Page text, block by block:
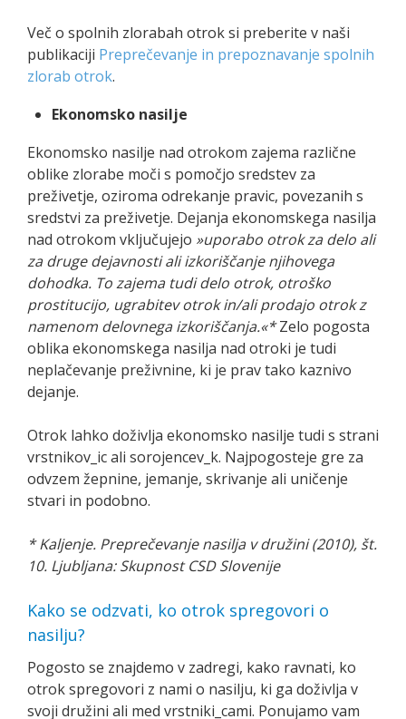
Več o spolnih zlorabah otrok si preberite v naši
publikaciji Preprečevanje in prepoznavanje spolnih
zlorab otrok.
Ekonomsko nasilje
Ekonomsko nasilje nad otrokom zajema različne
oblike zlorabe moči s pomočjo sredstev za
preživetje, oziroma odrekanje pravic, povezanih s
sredstvi za preživetje. Dejanja ekonomskega nasilja
nad otrokom vključujejo »uporabo otrok za delo ali
za druge dejavnosti ali izkoriščanje njihovega
dohodka. To zajema tudi delo otrok, otroško
prostitucijo, ugrabitev otrok in/ali prodajo otrok z
namenom delovnega izkoriščanja.«*Zelo pogosta
oblika ekonomskega nasilja nad otroki je tudi
neplačevanje preživnine, ki je prav tako kaznivo
dejanje.
Otrok lahko doživlja ekonomsko nasilje tudi s strani
vrstnikov_ic ali sorojencev_k. Najpogosteje gre za
odvzem žepnine, jemanje, skrivanje ali uničenje
stvari in podobno.
* Kaljenje. Preprečevanje nasilja v družini (2010), št.
10. Ljubljana: Skupnost CSD Slovenije
Kako se odzvati, ko otrok spregovori o
nasilju?
Pogosto se znajdemo v zadregi, kako ravnati, ko
otrok spregovori z nami o nasilju, ki ga doživlja v
svoji družini ali med vrstniki_cami. Ponujamo vam